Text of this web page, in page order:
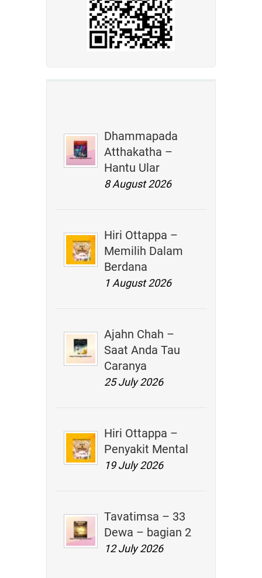
Dhammapada
Atthakatha –
Hantu Ular
8 August 2026
Hiri Ottappa –
Memilih Dalam
Berdana
1 August 2026
Ajahn Chah –
Saat Anda Tau
Caranya
25 July 2026
Hiri Ottappa –
Penyakit Mental
19 July 2026
Tavatimsa – 33
Dewa – bagian 2
12 July 2026